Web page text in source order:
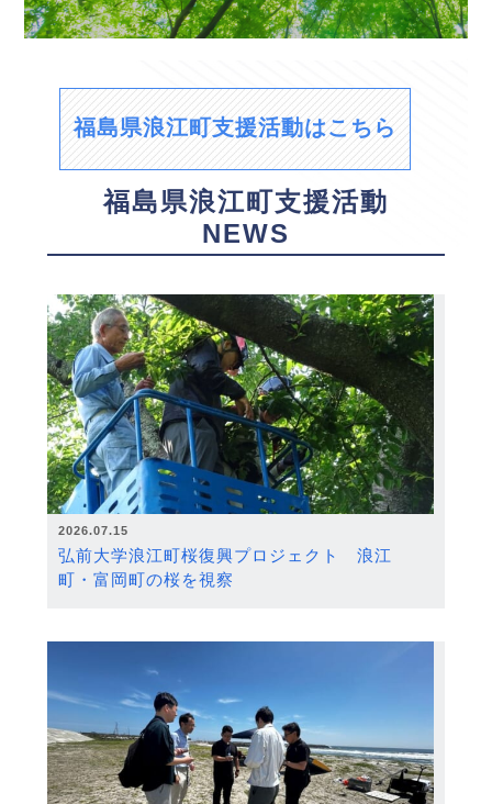
福島県浪江町支援活動はこちら
福島県浪江町支援活動
NEWS
2026.07.15
弘前大学浪江町桜復興プロジェクト 浪江
町・富岡町の桜を視察